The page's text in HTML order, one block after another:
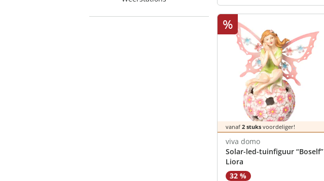
%
vanaf 2 stuks voordeliger!
viva domo
Solar-led-tuinfiguur “Boself”
Liora
32 %